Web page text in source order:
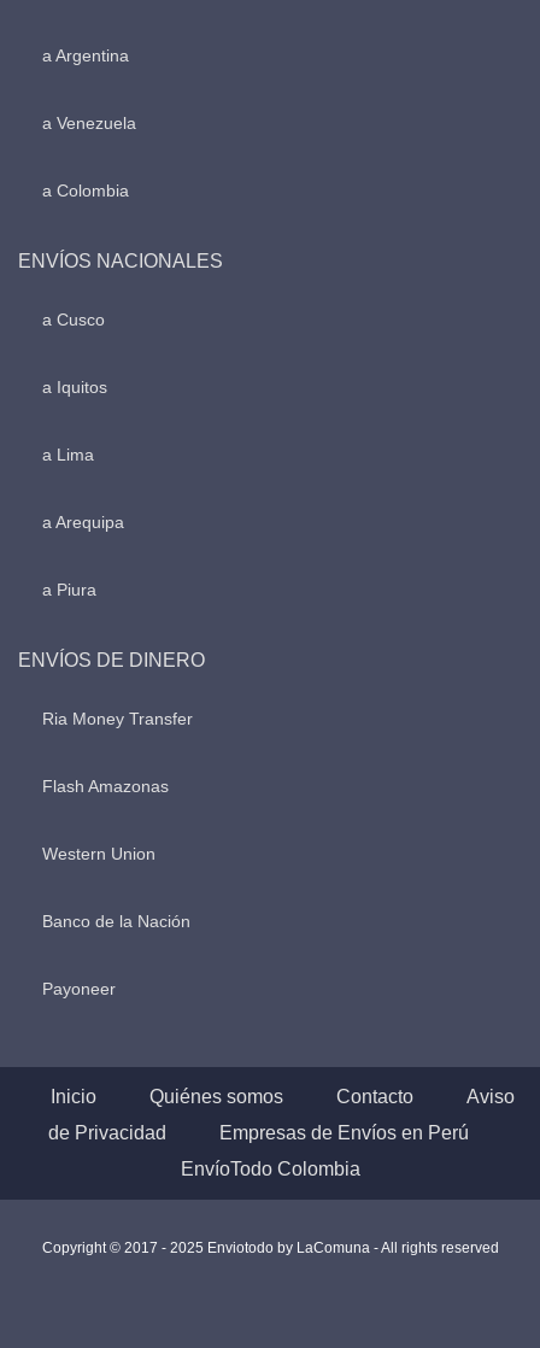
a Argentina
a Venezuela
a Colombia
ENVÍOS NACIONALES
a Cusco
a Iquitos
a Lima
a Arequipa
a Piura
ENVÍOS DE DINERO
Ria Money Transfer
Flash Amazonas
Western Union
Banco de la Nación
Payoneer
Inicio Quiénes somos Contacto
Aviso
de Privacidad
Empresas de Envíos en Perú
EnvíoTodo Colombia
Copyright © 2017 - 2025 Enviotodo by LaComuna- All rights reserved